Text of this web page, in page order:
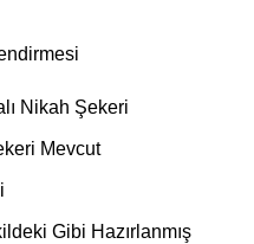
Nikah Şekeri
Mevcut
Gibi Hazırlanmış